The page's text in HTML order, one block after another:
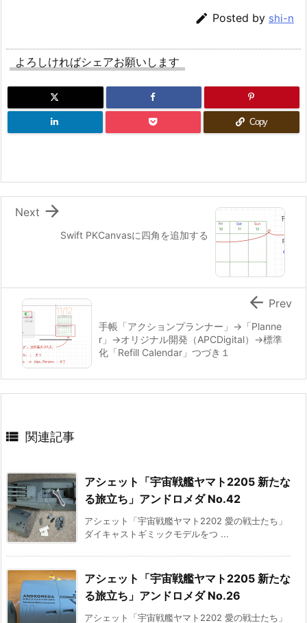
 Posted by shi-n
よろしければシェアお願いします
Copy
Swift PKCanvasに四角を追加する

Next
手帳「アクションプランナー」→「Planne
r」→オリジナル開発（APCDigital）→標準
化「Refill Calendar」つづき１
 Prev
 関連記事
アシェット「宇宙戦艦ヤマト2205 新たな
る旅立ち」アンドロメダ No.42
アシェット「宇宙戦艦ヤマト2202 愛の戦士たち」
ダイキャストギミックモデルをつ ...
アシェット「宇宙戦艦ヤマト2205 新たな
る旅立ち」アンドロメダ No.26
アシェット「宇宙戦艦ヤマト2202 愛の戦士たち」